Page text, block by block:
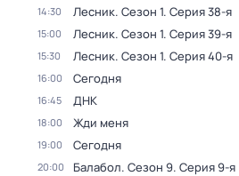
14:30 Лесник. Сезон 1. Серия 38-я
15:00 Лесник. Сезон 1. Серия 39-я
15:30 Лесник. Сезон 1. Серия 40-я
16:00 Сегодня
16:45 ДНК
18:00 Жди меня
19:00 Сегодня
20:00 Балабол. Сезон 9. Серия 9-я